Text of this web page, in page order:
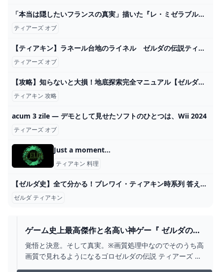
「本当は隠したいフランスの真実」描いた『レ・ミゼラブル』製作陣の新作がスゴい！『ティアーズ・オブ・ブラッド』＆『バティモン5 望まれざる者』 映画 BANGER!!!（バンガー） 映画愛、爆発!!!
ティアーズ オブ
【ティアキン】ラネール台地のライネル ゼルダの伝説ティアーズオブ ザキングダム #ゼルダの伝説 #ティアキン #zelda - YouTube
ティアーズ オブ
【攻略】知らないと大損！地底探索完全マニュアル【ゼルダの伝説ティアーズオブザキングダム/ティアキン】【ゆっくり解説】 - YouTube
ティアキン 攻略
acum 3 zile — デモとして見せたソフトのひとつは、Wii 2024
ティアーズ オブ
Just a moment...
ティアキン 料理
【ゼルダ史】全て分かる！ブレワイ・ティアキン時系列 答え合わせ【ゼルダの伝説ティアーズオブザキングダム考察】 - YouTube
ゼルダ ティアキン
ゲーム史上最高傑作と名高い神ゲー『 ゼルダの伝
説 ティアーズ オブ ザ キングダム 』#16 -
YOUTUBE
覚悟と決意。そして真実。※画質処理中なのでそのうち高
画質で見れるようになるゴロゼルダの伝説 ティアーズ オ